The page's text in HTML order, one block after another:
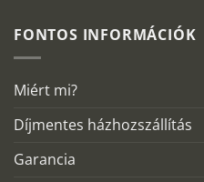
FONTOS INFORMÁCIÓK
Miért mi?
Díjmentes házhozszállítás
Garancia